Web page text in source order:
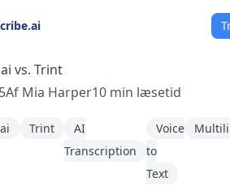
vs. Trint
Af Mia Harper10 min læsetid
Trint
AI
Transcription
Voice
to
Text